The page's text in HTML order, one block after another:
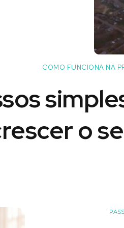
COMO FUNCIONA NA
o